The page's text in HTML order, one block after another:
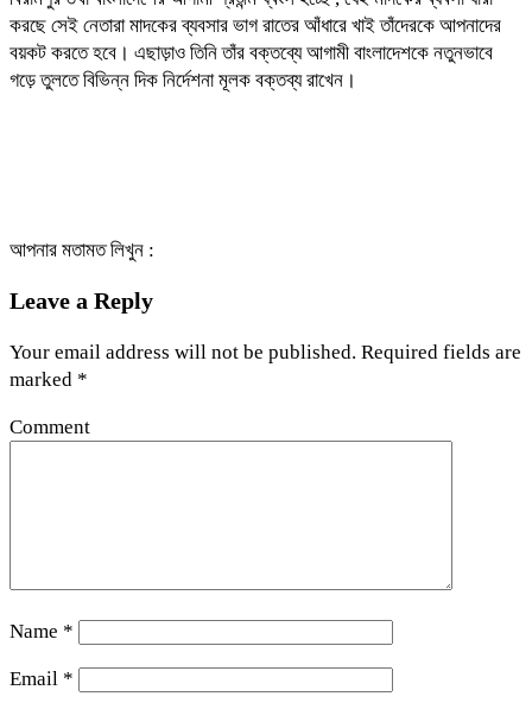
করছে সেই নেতারা মাদকের ব্যবসার ভাগ রাতের আঁধারে খাই তাঁদেরকে আপনাদের
বয়কট করতে হবে। এছাড়াও তিনি তাঁর বক্তব্যে আগামী বাংলাদেশকে নতুনভাবে
গড়ে তুলতে বিভিন্ন দিক নির্দেশনা মূলক বক্তব্য রাখেন।
আপনার মতামত লিখুন :
Leave a Reply
Your email address will not be published. Required fields are
marked *
Comment
Name *
Email *